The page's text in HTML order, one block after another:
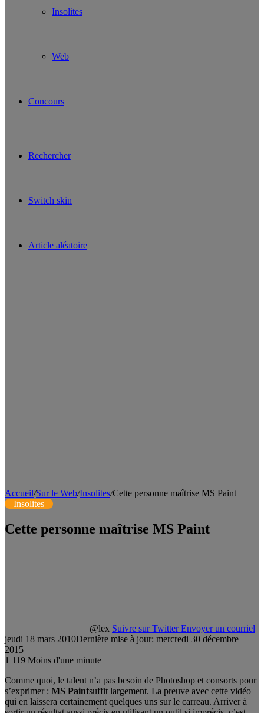
Insolites
Web
Concours
Rechercher
Switch skin
Article aléatoire
Accueil/Sur le Web/Insolites/Cette personne maîtrise MS Paint
Insolites
Cette personne maîtrise MS Paint
@lex Suivre sur Twitter Envoyer un courriel
jeudi 18 mars 2010Dernière mise à jour: mercredi 30 décembre
2015
1 119 Moins d'une minute
Comme quoi, le talent n’a pas besoin de Photoshop et consorts pour
s’exprimer : MS Paintsuffit largement. La preuve avec cette vidéo
qui en laissera certainement quelques uns sur le carreau. Arriver à